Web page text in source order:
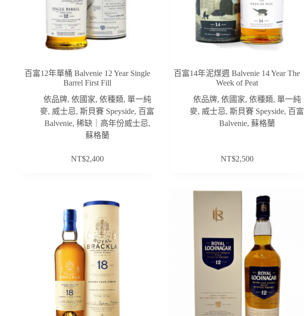
百富12年單桶 Balvenie 12 Year Single
Barrel First Fill
依品牌, 依國家, 依種類, 單一純
麥, 威士忌,斯貝賽 Speyside, 百富
Balvenie, 稀缺｜高年份威士忌,
蘇格蘭
NT$2,400
百富14年泥煤週 Balvenie 14 Year The
Week of Peat
依品牌, 依國家, 依種類, 單一純
麥, 威士忌,斯貝賽 Speyside, 百富
Balvenie, 蘇格蘭
NT$2,500